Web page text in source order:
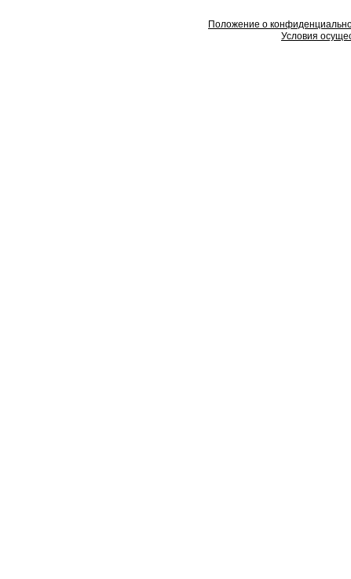
Положение о
Условия